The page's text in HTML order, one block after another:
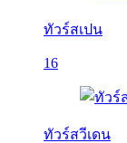
ทัวร์สเปน
16
ทัวร์สวีเดน